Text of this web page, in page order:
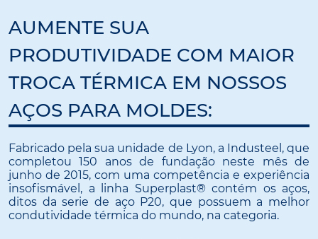
AUMENTE SUA
PRODUTIVIDADE COM MAIOR
TROCA TÉRMICA EM NOSSOS
AÇOS PARA MOLDES:
Fabricado pela sua unidade de Lyon, a Industeel, que
completou 150 anos de fundação neste mês de
junho de 2015, com uma competência e experiência
insofismável, a linha Superplast® contém os aços,
ditos da serie de aço P20, que possuem a melhor
condutividade térmica do mundo, na categoria.